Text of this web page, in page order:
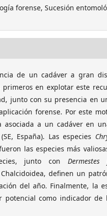
forense, Sucesión
de un cadáver a gran
en explotar este
junto con su presencia en
forense. Por este
asociada a un cadáver en
España). Las especies
las especies más
junto conDermestes
definen un
del año. Finalmente, la
como indicador de